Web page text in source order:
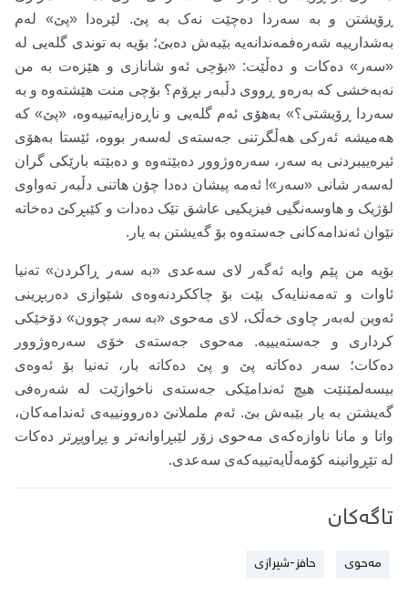
ڕۆیشتن و بە سەردا دەچێت نەک بە پێ. لێرەدا «پێ» لەم
بەشدارییە شەرەفمەندانەیە بێبەش دەبێ؛ بۆیە بە توندی گلەیی لە
«سەر» دەکات و دەڵێت: «بۆچی ئەو شانازی و هێزەت بە من
نەبەخشی کە بەرەو ڕووی دڵبەر بڕۆم؟ بۆچی منت هێشتەوە و بە
سەردا ڕۆیشتی؟» بەهۆی ئەم گلەیی و ناڕەزایەتییەوە، «پێ» کە
هەمیشە ئەرکی هەڵگرتنی جەستەی لەسەر بووە، ئێستا بەهۆی
ئیرەییبردنی بە سەر، سەرەوژوور دەبێتەوە و دەبێتە بارێکی گران
لەسەر شانی «سەر»! ئەمە پیشان دەدا چۆن هاتنی دڵبەر تەواوی
لۆژیک و هاوسەنگیی فیزیکیی عاشق تێک دەدات و کێبڕکێ دەخاتە
نێوان ئەندامەکانی جەستەوە بۆ گەیشتن بە یار.
بۆیە من پێم وایە ئەگەر لای سەعدی «بە سەر ڕاکردن» تەنیا
ئاوات و تەمەننایەک بێت بۆ چاککردنەوەی شێوازی دەربڕینی
ئەوین لەبەر چاوی خەڵک، لای مەحوی «بە سەر چوون» دۆخێکی
کرداری و جەستەیییە. مەحوی جەستەی خۆی سەرەوژوور
دەکات؛ سەر دەکاتە پێ و پێ دەکاتە بار، تەنیا بۆ ئەوەی
بیسەلمێنێت هیچ ئەندامێکی جەستەی ناخوازێت لە شەرەفی
گەیشتن بە یار بێبەش بێ. ئەم ململانێ دەروونییەی ئەندامەکان،
واتا و مانا ناوازەکەی مەحوی زۆر لێبڕاوانەتر و پڕاوپڕتر دەکات
لە تێڕوانینە کۆمەڵایەتییەکەی سەعدی.
تاگەکان
مەحوی حافز-شیرازی